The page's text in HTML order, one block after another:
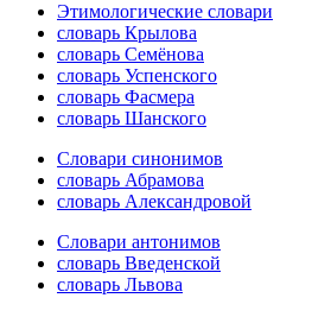
Этимологические словари
словарь Крылова
словарь Семёнова
словарь Успенского
словарь Фасмера
словарь Шанского
Словари синонимов
словарь Абрамова
словарь Александровой
Словари антонимов
словарь Введенской
словарь Львова